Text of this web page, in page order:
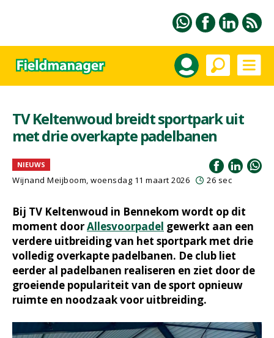
TV Keltenwoud breidt sportpark uit
met drie overkapte padelbanen
NIEUWS
Wijnand Meijboom, woensdag 11 maart 2026 26 sec
Bij TV Keltenwoud in Bennekom wordt op dit
moment doorAllesvoorpadel gewerkt aan een
verdere uitbreiding van het sportpark met drie
volledig overkapte padelbanen. De club liet
eerder al padelbanen realiseren en ziet door de
groeiende populariteit van de sport opnieuw
ruimte en noodzaak voor uitbreiding.